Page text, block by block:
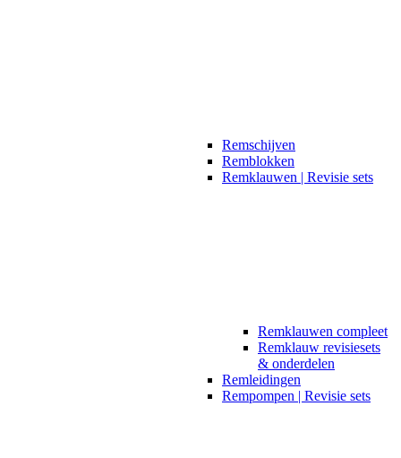
Remschijven
Remblokken
Remklauwen | Revisie sets
Remklauwen compleet
Remklauw revisiesets
& onderdelen
Remleidingen
Rempompen | Revisie sets